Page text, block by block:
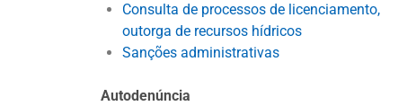
Consulta de processos de licenciamento,
outorga de recursos hídricos
Sanções administrativas
Autodenúncia